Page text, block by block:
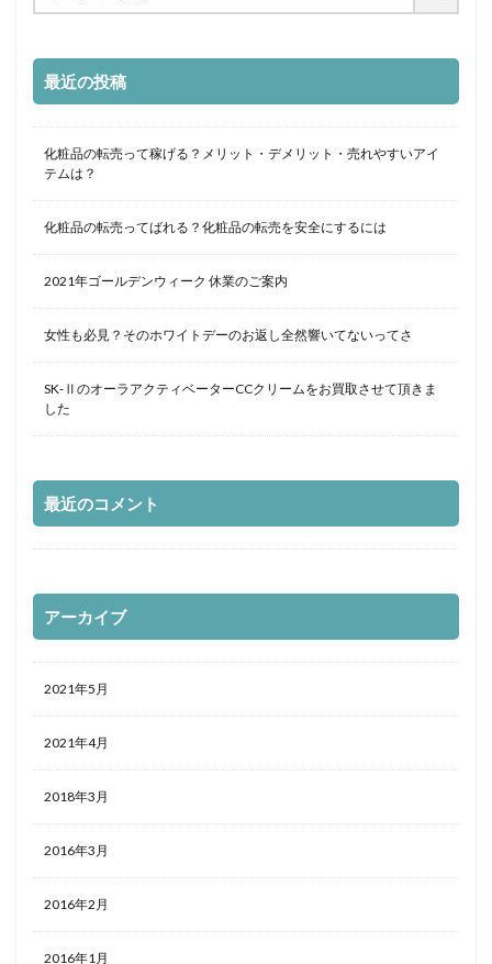
最近の投稿
化粧品の転売って稼げる？メリット・デメリット・売れやすいアイ
テムは？
化粧品の転売ってばれる？化粧品の転売を安全にするには
2021年ゴールデンウィーク 休業のご案内
女性も必見？そのホワイトデーのお返し全然響いてないってさ
SK-ⅡのオーラアクティベーターCCクリームをお買取させて頂きま
した
最近のコメント
アーカイブ
2021年5月
2021年4月
2018年3月
2016年3月
2016年2月
2016年1月